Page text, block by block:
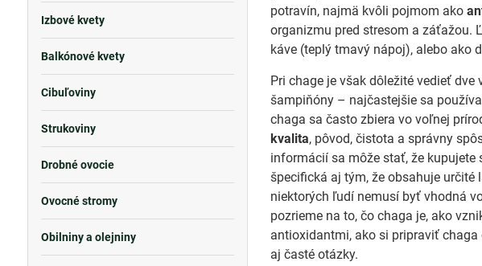
potravín, najmä kvôli pojmom ako
organizmu pred stresom a záťažou.
káve (teplý tmavý nápoj), alebo ako
Pri chage je však dôležité vedieť
šampiňóny – najčastejšie sa
chaga sa často zbiera vo voľnej
kvalita, pôvod, čistota a správny
informácií sa môže stať, že kupujete
špecifická aj tým, že obsahuje určité
niektorých ľudí nemusí byť vhodná
pozrieme na to, čo chaga je, ako
antioxidantmi, ako si pripraviť
aj časté otázky.
Izbové kvety
Balkónové kvety
Cibuľoviny
Strukoviny
Drobné ovocie
Ovocné stromy
Obilniny a olejniny